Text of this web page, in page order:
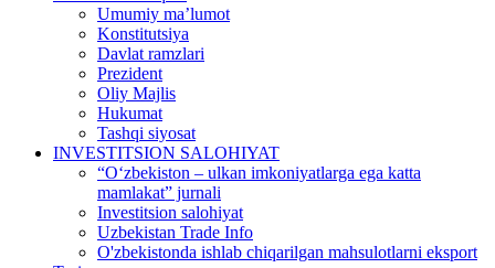
Umumiy ma’lumot
Konstitutsiya
Davlat ramzlari
Prezident
Oliy Majlis
Hukumat
Tashqi siyosat
INVESTITSION SALOHIYAT
“Oʻzbekiston – ulkan imkoniyatlarga ega katta
mamlakat” jurnali
Investitsion salohiyat
Uzbekistan Trade Info
O'zbekistonda ishlab chiqarilgan mahsulotlarni eksport